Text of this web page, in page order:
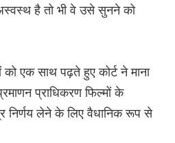
अस्वस्थ है तो भी वे उसे सुनने को
को एक साथ पढ़ते हुए कोर्ट ने माना
प्राधिकरण फिल्मों के
निर्णय लेने के लिए वैधानिक रूप से